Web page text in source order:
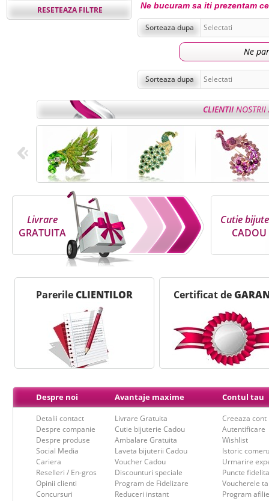
RESETEAZA FILTRE
Ne bucuram sa iti prezentam
Sorteaza dupa
Ne
Sorteaza dupa
CLIENTIINOSTRII
Livrare
GRATUITA
Cutie
CADOU
ParerileCLIENTILOR Certificat de
Despre noi
Detalii contact
Despre companie
Despre produse
Social Media
Cariera
Reselleri / En-gros
Opinii clienti
Concursuri
Avantaje maxime
Livrare Gratuita
Cutie bijuterie Cadou
Ambalare Gratuita
Laveta bijuterii Cadou
Voucher Cadou
Discounturi speciale
Program de Fidelizare
Reduceri instant
Contul tau
Creeaza cont
Autentificare
Wishlist
Istoric
Urmarire
Puncte
Voucherele
Program